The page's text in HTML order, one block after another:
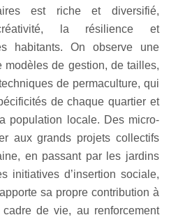
est riche et diversifié,
la résilience et
habitants. On observe une
modèles de gestion, de tailles,
de permaculture, qui
de chaque quartier et
population locale. Des micro-
aux grands projets collectifs
en passant par les jardins
initiatives d’insertion sociale,
sa propre contribution à
cadre de vie, au renforcement